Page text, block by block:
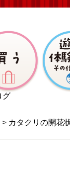
カタクリの開花